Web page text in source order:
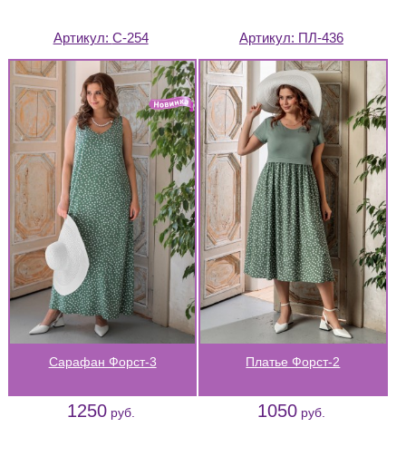
Артикул: С-254
Сарафан Форст-3
1250руб.
Артикул: ПЛ-436
Платье Форст-2
1050руб.